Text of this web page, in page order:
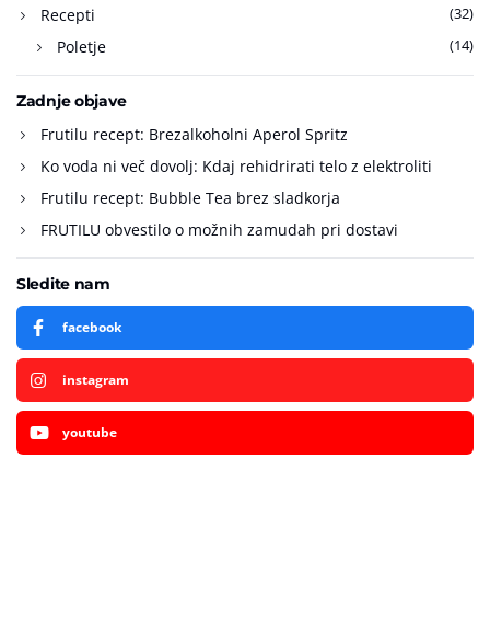
Recepti (32)
Poletje (14)
Zadnje objave
Frutilu recept: Brezalkoholni Aperol Spritz
Ko voda ni več dovolj: Kdaj rehidrirati telo z elektroliti
Frutilu recept: Bubble Tea brez sladkorja
FRUTILU obvestilo o možnih zamudah pri dostavi
Sledite nam
facebook
instagram
youtube